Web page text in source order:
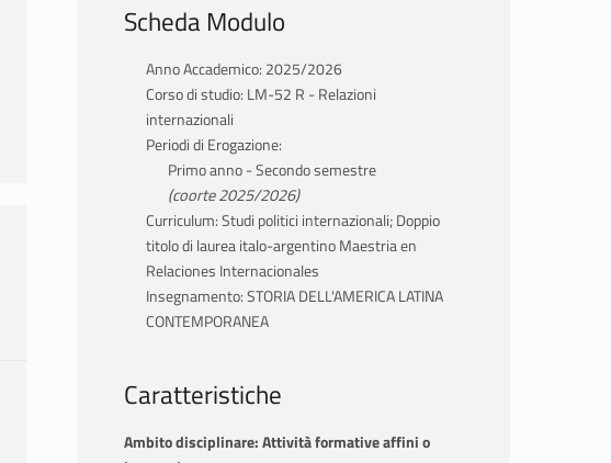
Scheda Modulo
Anno Accademico: 2025/2026
Corso di studio: LM-52 R - Relazioni
internazionali
Periodi di Erogazione:
Primo anno - Secondo semestre
(coorte 2025/2026)
Curriculum: Studi politici internazionali; Doppio
titolo di laurea italo-argentino Maestria en
Relaciones Internacionales
Insegnamento: STORIA DELL'AMERICA LATINA
CONTEMPORANEA
Caratteristiche
Ambito disciplinare: Attività formative affini o